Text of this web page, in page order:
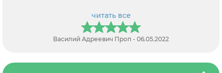
читать все
Василий Адреевич Проп - 06.05.2022